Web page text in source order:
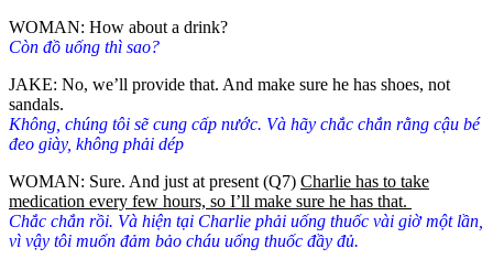
WOMAN: How about a drink?
Còn đồ uống thì sao?
JAKE: No, we’ll provide that. And make sure he has shoes, not
sandals.
Không, chúng tôi sẽ cung cấp nước. Và hãy chắc chắn rằng cậu bé
đeo giày, không phải dép
WOMAN: Sure. And just at present (Q7) Charlie has to take
medication every few hours, so I’ll make sure he has that.
Chắc chắn rồi. Và hiện tại Charlie phải uống thuốc vài giờ một lần,
vì vậy tôi muốn đảm bảo cháu uống thuốc đầy đủ.